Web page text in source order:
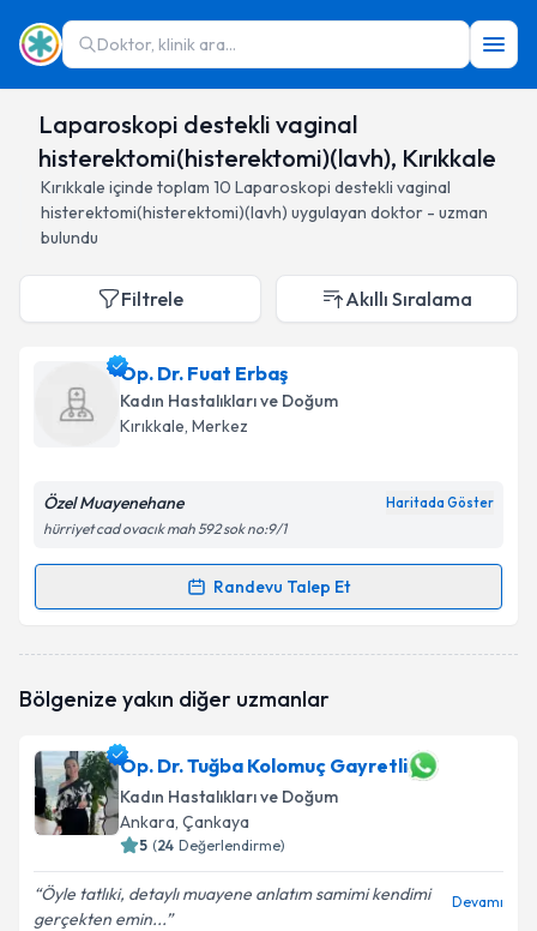
Doktor, klinik ara...
Laparoskopi destekli vaginal
histerektomi(histerektomi)(lavh), Kırıkkale
Kırıkkale içinde toplam 10 Laparoskopi destekli vaginal
histerektomi(histerektomi)(lavh) uygulayan doktor - uzman
bulundu
Filtrele Akıllı Sıralama
Op. Dr. Fuat Erbaş
Kadın Hastalıkları ve Doğum
Kırıkkale, Merkez
Özel Muayenehane Haritada Göster
hürriyet cad ovacık mah 592 sok no:9/1
Randevu Talep Et
Randevu Takvimi Talebi
oluşturun. Size bu uzmandan randevu almanız için bir
E-posta Adresiniz
Kişisel verilerimin işlenmesine ilişkinAydınlatma
Metni
'ni okudum ve kişisel verilerimin belirtilen
Bölgenize yakın diğer uzmanlar
Op. Dr. Tuğba Kolomuç Gayretli
Kadın Hastalıkları ve Doğum
Ankara, Çankaya
5 (24 Değerlendirme)
Öyle tatlıki, detaylı muayene anlatım samimi kendimi
gerçekten emin...
Devamı